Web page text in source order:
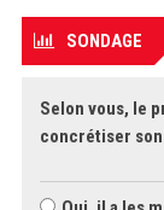
SONDAGE
Selon vous, le
concrétiser